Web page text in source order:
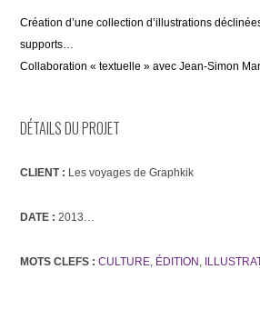
Création d’une collection d’illustrations
supports…
Collaboration « textuelle » avec Jean-Simon
DÉTAILS DU PROJET
CLIENT : Les voyages de Graphkik
DATE : 2013…
MOTS CLEFS :CULTURE, ÉDITION ,